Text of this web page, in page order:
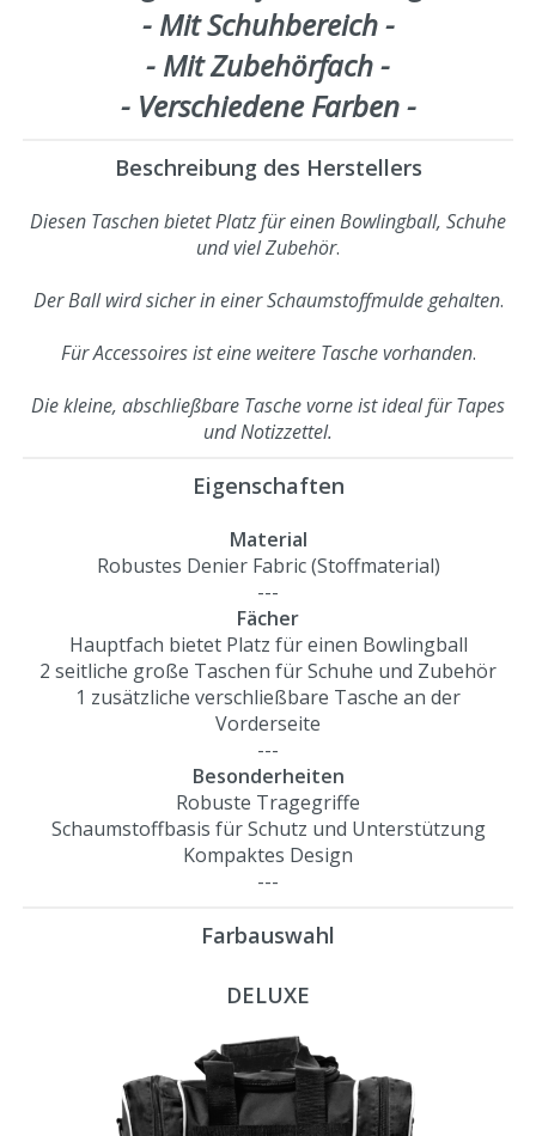
- Mit Schuhbereich -
- Mit Zubehörfach -
- Verschiedene Farben -
Beschreibung des Herstellers
Diesen Taschen bietet Platz für einen Bowlingball, Schuhe
und viel Zubehör.
Der Ball wird sicher in einer Schaumstoffmulde gehalten.
Für Accessoires ist eine weitere Tasche vorhanden.
Die kleine, abschließbare Tasche vorne ist ideal für Tapes
und Notizzettel.
Eigenschaften
Material
Robustes Denier Fabric (Stoffmaterial)
---
Fächer
Hauptfach bietet Platz für einen Bowlingball
2 seitliche große Taschen für Schuhe und Zubehör
1 zusätzliche verschließbare Tasche an der
Vorderseite
---
Besonderheiten
Robuste Tragegriffe
Schaumstoffbasis für Schutz und Unterstützung
Kompaktes Design
---
Farbauswahl
DELUXE